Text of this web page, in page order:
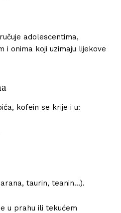
adolescentima,
i onima koji uzimaju lijekove
kofein se krije i u:
taurin, teanin…).
u prahu ili tekućem